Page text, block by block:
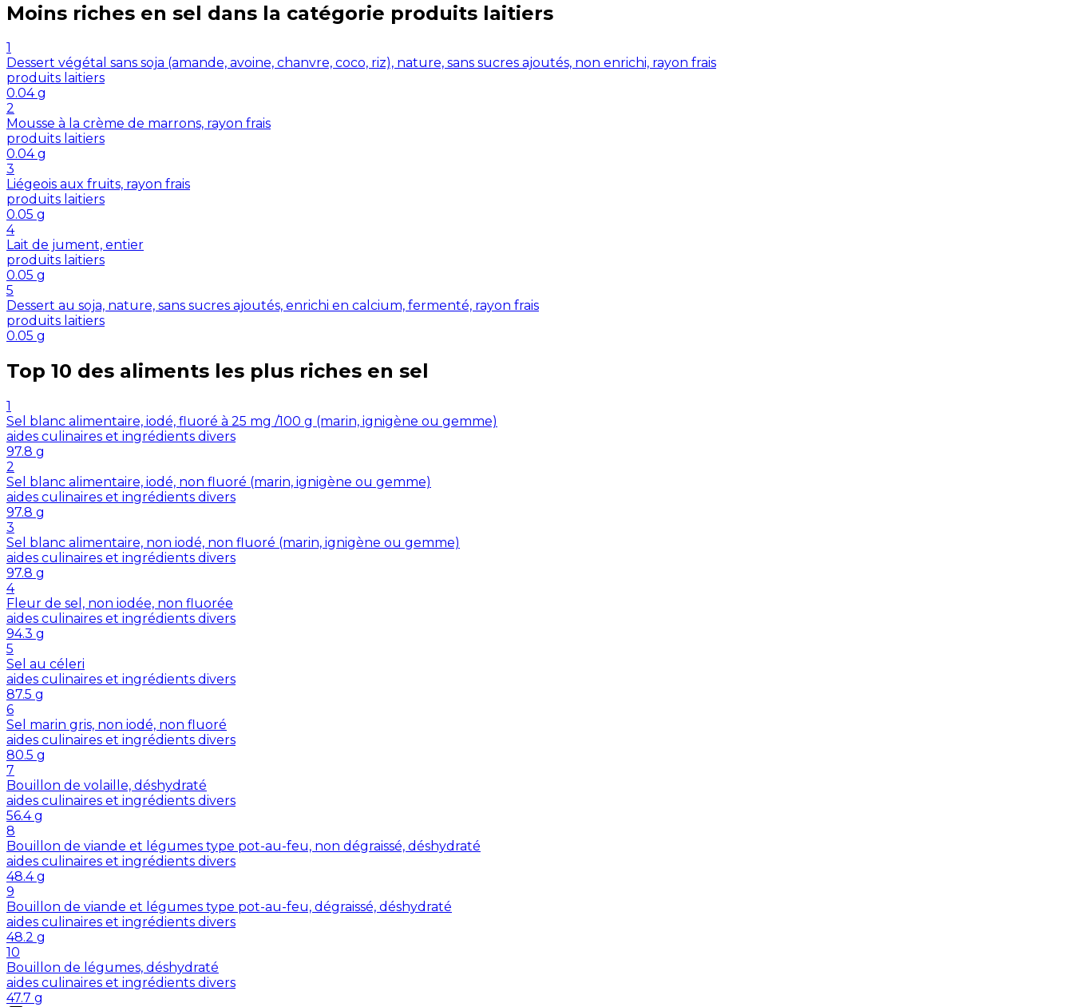
Moins riches en sel dans la catégorie produits laitiers
1
Dessert végétal sans soja (amande, avoine, chanvre, coco, riz), nature, sans sucres ajoutés, non enrichi, rayon frais
produits laitiers
0.04 g
2
Mousse à la crème de marrons, rayon frais
produits laitiers
0.04 g
3
Liégeois aux fruits, rayon frais
produits laitiers
0.05 g
4
Lait de jument, entier
produits laitiers
0.05 g
5
Dessert au soja, nature, sans sucres ajoutés, enrichi en calcium, fermenté, rayon frais
produits laitiers
0.05 g
Top 10 des aliments les plus riches en sel
1
Sel blanc alimentaire, iodé, fluoré à 25 mg /100 g (marin, ignigène ou gemme)
aides culinaires et ingrédients divers
97.8 g
2
Sel blanc alimentaire, iodé, non fluoré (marin, ignigène ou gemme)
aides culinaires et ingrédients divers
97.8 g
3
Sel blanc alimentaire, non iodé, non fluoré (marin, ignigène ou gemme)
aides culinaires et ingrédients divers
97.8 g
4
Fleur de sel, non iodée, non fluorée
aides culinaires et ingrédients divers
94.3 g
5
Sel au céleri
aides culinaires et ingrédients divers
87.5 g
6
Sel marin gris, non iodé, non fluoré
aides culinaires et ingrédients divers
80.5 g
7
Bouillon de volaille, déshydraté
aides culinaires et ingrédients divers
56.4 g
8
Bouillon de viande et légumes type pot-au-feu, non dégraissé, déshydraté
aides culinaires et ingrédients divers
48.4 g
9
Bouillon de viande et légumes type pot-au-feu, dégraissé, déshydraté
aides culinaires et ingrédients divers
48.2 g
10
Bouillon de légumes, déshydraté
aides culinaires et ingrédients divers
47.7 g